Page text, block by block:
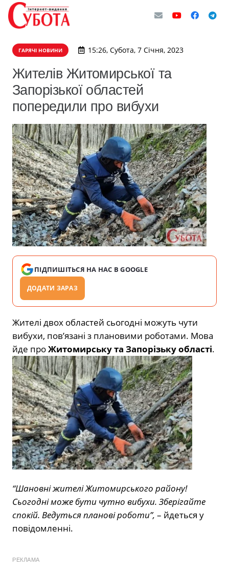
ГАРЯЧІ НОВИНИ 15:26, Субота, 7 Січня, 2023
Жителів Житомирської та
Запорізької областей
попередили про вибухи
ПІДПИШІТЬСЯ НА НАС В GOOGLE
ДОДАТИ ЗАРАЗ
Жителі двох областей сьогодні можуть чути
вибухи, пов’язані з плановими роботами. Мова
йде проЖитомирську та Запорізьку області.
“Шановні жителі Житомирського району!
Сьогодні може бути чутно вибухи. Зберігайте
спокій. Ведуться планові роботи”, – йдеться у
повідомленні.
РЕКЛАМА